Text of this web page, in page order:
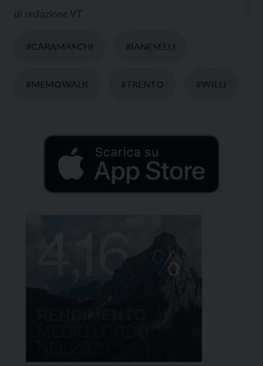
di redazione VT
#CARAMASCHI #IANESELLI
#MEMOWALK #TRENTO #WILLI